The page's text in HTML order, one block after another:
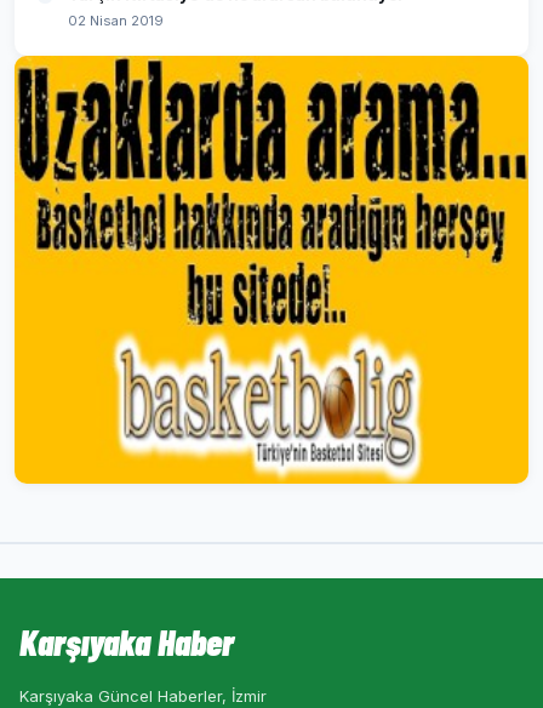
02 Nisan 2019
Karşıyaka Haber
Karşıyaka Güncel Haberler, İzmir